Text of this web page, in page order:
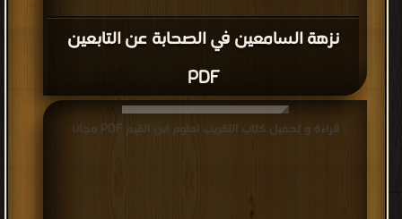
نزهة السامعين في الصحابة عن التابعين
PDF
قراءة و تحميل كتاب التقريب لعلوم ابن القيم PDF مجانا